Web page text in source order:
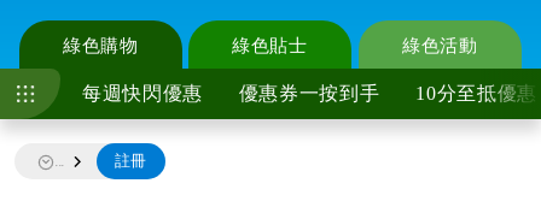
綠色購物
每週快閃優惠 優惠券一按到手 10分至抵優惠
綠色貼士 綠色活動
... 註冊